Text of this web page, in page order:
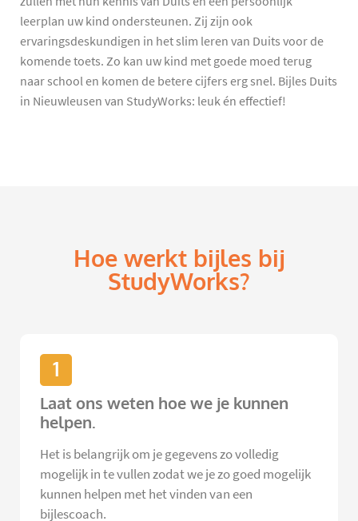
leerplan uw kind ondersteunen. Zij zijn ook
ervaringsdeskundigen in het slim leren van Duits voor de
komende toets. Zo kan uw kind met goede moed terug
naar school en komen de betere cijfers erg snel. Bijles Duits
in Nieuwleusen van StudyWorks: leuk én effectief!
Hoe werkt bijles bij
StudyWorks?
1
Laat ons weten hoe we je kunnen
helpen.
Het is belangrijk om je gegevens zo volledig
mogelijk in te vullen zodat we je zo goed mogelijk
kunnen helpen met het vinden van een
bijlescoach.